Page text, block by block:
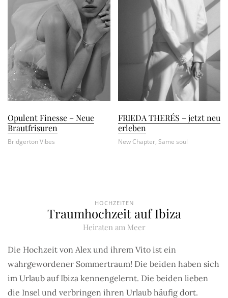
Opulent Finesse – Neue
Brautfrisuren
Bridgerton Vibes
FRIEDA THERÉS – jetzt neu
erleben
New Chapter, Same soul
HOCHZEITEN
Traumhochzeit auf Ibiza
Heiraten am Meer
Die Hochzeit von Alex und ihrem Vito ist ein
wahrgewordener Sommertraum! Die beiden haben sich
im Urlaub auf Ibiza kennengelernt. Die beiden lieben
die Insel und verbringen ihren Urlaub häufig dort.